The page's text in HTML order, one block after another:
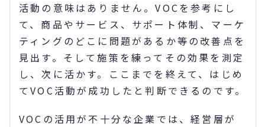
活動の意味はありません。VOCを参考にし
て、商品やサービス、サポート体制、マーケ
ティングのどこに問題があるか等の改善点を
見出す。そして施策を練ってその効果を測定
し、次に活かす。ここまでを終えて、はじめ
てVOC活動が成功したと判断できるのです。
VOCの活用が不十分な企業では、経営層が